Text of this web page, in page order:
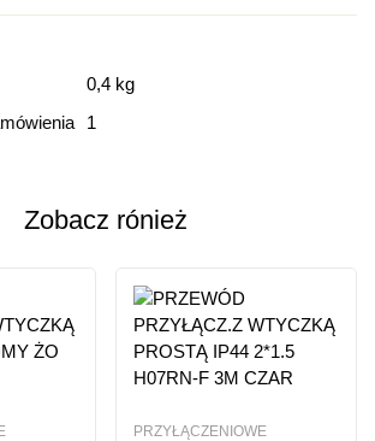
0,4 kg
1
on 0 Reviews
jeszcze opinii
Zobacz rónież
PRZYŁĄCZENIOWE